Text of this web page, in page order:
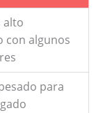
alto
con algunos
para